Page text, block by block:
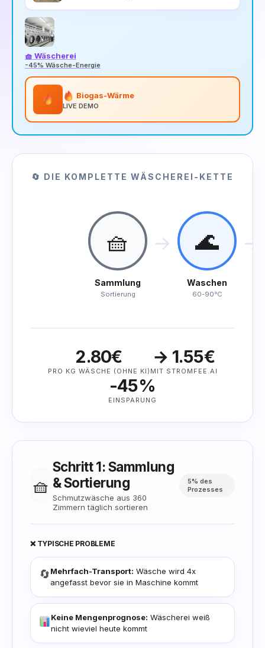
🧺 Wäscherei
-45% Wäsche-Energie
Biogas-Wärme
LIVE DEMO
🔄 DIE KOMPLETTE WÄSCHEREI-KETTE
🧺
Sammlung
Sortierung
→ 🌊
Waschen
60-90°C
→
2.80€
PRO KG WÄSCHE (OHNE KI)
→ 1.55€
MIT STROMFEE.AI
-45%
EINSPARUNG
🧺
Schritt 1: Sammlung
& Sortierung
Schmutzwäsche aus 360
Zimmern täglich sortieren
5% des
Prozesses
❌ TYPISCHE PROBLEME
🔄Mehrfach-Transport: Wäsche wird 4x
angefasst bevor sie in Maschine kommt
Keine Mengenprognose: Wäscherei weiß
nicht wieviel heute kommt